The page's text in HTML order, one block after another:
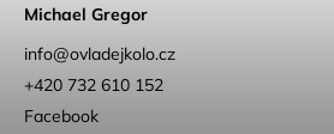
Michael Gregor
info@ovladejkolo.cz
+420 732 610 152
Facebook